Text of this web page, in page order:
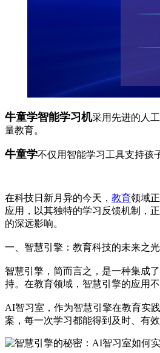
牛童学智能学习机采用先进的人
量教育。
牛童学不仅用智能学习工具支持孩
在科技日新月异的今天， 教育领域
应用，以其独特的学习反馈机制，
的深远影响。
一、智慧引擎：教育科技的未来之光
智慧引擎，简而言之，是一种集成
持。在教育领域，智慧引擎的应用
AI智习室，作为智慧引擎在教育实
案，每一次学习都能得到及时、有